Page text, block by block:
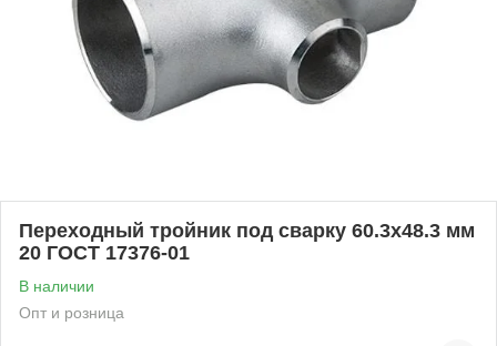
Переходный тройник под сварку 60.3x48.3 мм
20 ГОСТ 17376-01
В наличии
Опт и розница